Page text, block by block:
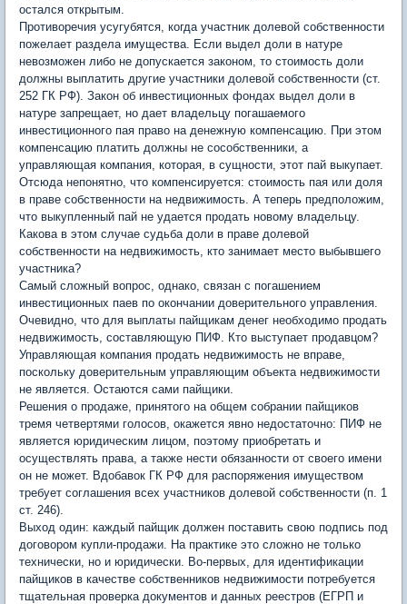
остался открытым.
Противоречия усугубятся, когда участник долевой собственности
пожелает раздела имущества. Если выдел доли в натуре
невозможен либо не допускается законом, то стоимость доли
должны выплатить другие участники долевой собственности (ст.
252 ГК РФ). Закон об инвестиционных фондах выдел доли в
натуре запрещает, но дает владельцу погашаемого
инвестиционного пая право на денежную компенсацию. При этом
компенсацию платить должны не сособственники, а
управляющая компания, которая, в сущности, этот пай выкупает.
Отсюда непонятно, что компенсируется: стоимость пая или доля
в праве собственности на недвижимость. А теперь предположим,
что выкупленный пай не удается продать новому владельцу.
Какова в этом случае судьба доли в праве долевой
собственности на недвижимость, кто занимает место выбывшего
участника?
Самый сложный вопрос, однако, связан с погашением
инвестиционных паев по окончании доверительного управления.
Очевидно, что для выплаты пайщикам денег необходимо продать
недвижимость, составляющую ПИФ. Кто выступает продавцом?
Управляющая компания продать недвижимость не вправе,
поскольку доверительным управляющим объекта недвижимости
не является. Остаются сами пайщики.
Решения о продаже, принятого на общем собрании пайщиков
тремя четвертями голосов, окажется явно недостаточно: ПИФ не
является юридическим лицом, поэтому приобретать и
осуществлять права, а также нести обязанности от своего имени
он не может. Вдобавок ГК РФ для распоряжения имуществом
требует соглашения всех участников долевой собственности (п. 1
ст. 246).
Выход один: каждый пайщик должен поставить свою подпись под
договором купли-продажи. На практике это сложно не только
технически, но и юридически. Во-первых, для идентификации
пайщиков в качестве собственников недвижимости потребуется
тщательная проверка документов и данных реестров (ЕГРП и